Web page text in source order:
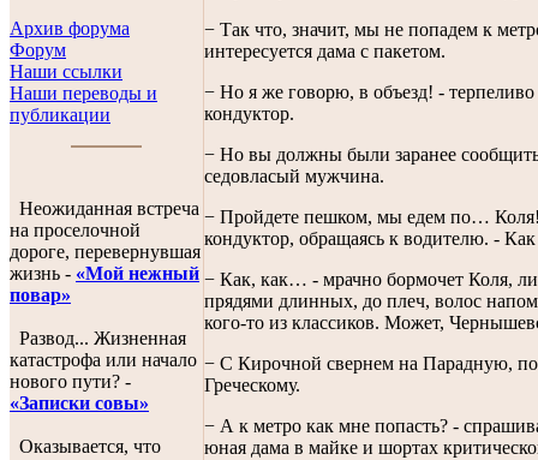
Архив форума
Форум
Наши ссылки
Наши переводы и
публикации
Неожиданная встреча
на проселочной
дороге, перевернувшая
жизнь - «Мой нежный
повар»
Развод... Жизненная
катастрофа или начало
нового пути? -
«Записки совы»
Оказывается, что
− Так что, значит, мы не попадем к
интересуется дама с пакетом.
− Но я же говорю, в объезд! - терпеливо
кондуктор.
− Но вы должны были заранее
седовласый мужчина.
− Пройдете пешком, мы едем по…
кондуктор, обращаясь к водителю. -
− Как, как… - мрачно бормочет Коля,
прядями длинных, до плеч, волос
кого-то из классиков. Может,
− С Кирочной свернем на Парадную,
Греческому.
− А к метро как мне попасть? -
юная дама в майке и шортах